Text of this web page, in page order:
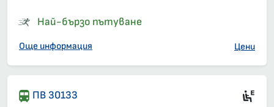
Най-бързо пътуване
Още информация Цени
ПВ 30133